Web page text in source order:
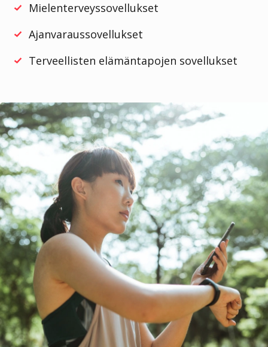
Mielenterveyssovellukset
Ajanvaraussovellukset
Terveellisten elämäntapojen sovellukset